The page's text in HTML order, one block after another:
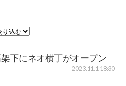
下にネオ横丁がオープン
2023.11.1 18:30